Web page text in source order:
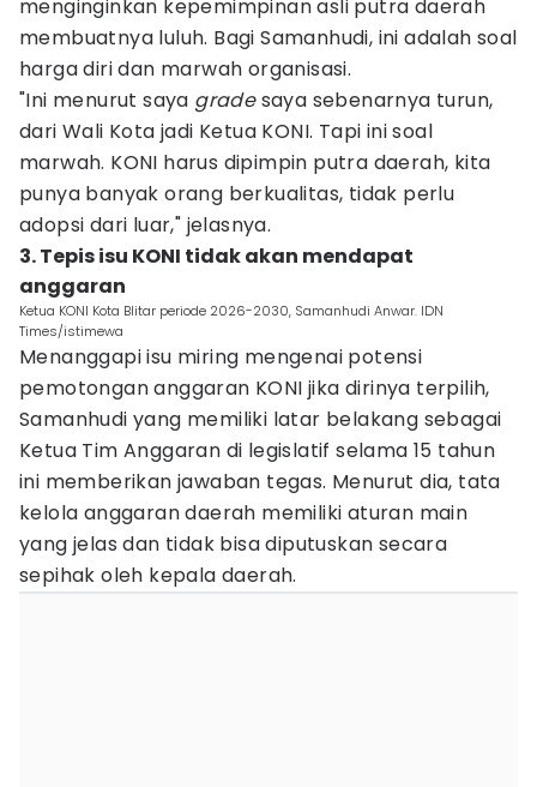
menginginkan kepemimpinan asli putra daerah
membuatnya luluh. Bagi Samanhudi, ini adalah soal
harga diri dan marwah organisasi.
"Ini menurut saya gradesaya sebenarnya turun,
dari Wali Kota jadi Ketua KONI. Tapi ini soal
marwah. KONI harus dipimpin putra daerah, kita
punya banyak orang berkualitas, tidak perlu
adopsi dari luar," jelasnya.
3. Tepis isu KONI tidak akan mendapat
anggaran
Ketua KONI Kota Blitar periode 2026-2030, Samanhudi Anwar. IDN
Times/istimewa
Menanggapi isu miring mengenai potensi
pemotongan anggaran KONI jika dirinya terpilih,
Samanhudi yang memiliki latar belakang sebagai
Ketua Tim Anggaran di legislatif selama 15 tahun
ini memberikan jawaban tegas. Menurut dia, tata
kelola anggaran daerah memiliki aturan main
yang jelas dan tidak bisa diputuskan secara
sepihak oleh kepala daerah.